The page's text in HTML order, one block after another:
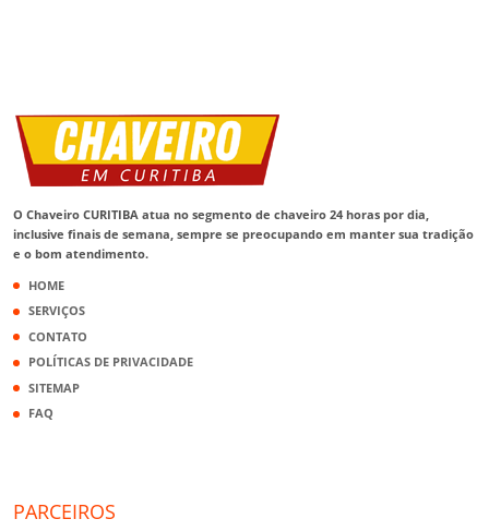
O Chaveiro CURITIBA atua no segmento de chaveiro 24 horas por dia,
inclusive finais de semana, sempre se preocupando em manter sua tradição
e o bom atendimento.
HOME
SERVIÇOS
CONTATO
POLÍTICAS DE PRIVACIDADE
SITEMAP
FAQ
PARCEIROS